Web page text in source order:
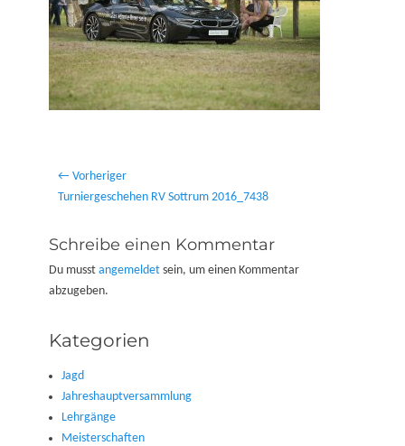
Beitragsnavigation
← Vorheriger
Vorheriger
Turniergeschehen RV Sottrum 2016_7438
Schreibe einen Kommentar
Du musst angemeldet sein, um einen Kommentar
abzugeben.
Kategorien
Jagd
Jahreshauptversammlung
Lehrgänge
Meisterschaften